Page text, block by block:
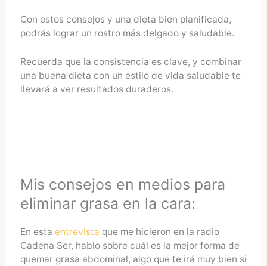
Con estos consejos y una dieta bien planificada,
podrás lograr un rostro más delgado y saludable.
Recuerda que la consistencia es clave, y combinar
una buena dieta con un estilo de vida saludable te
llevará a ver resultados duraderos.
Mis consejos en medios para
eliminar grasa en la cara:
En esta entrevista que me hicieron en la radio
Cadena Ser, hablo sobre cuál es la mejor forma de
quemar grasa abdominal, algo que te irá muy bien si